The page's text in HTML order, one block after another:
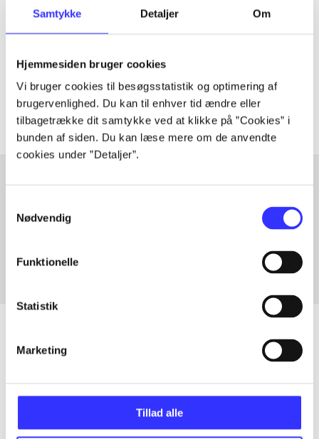
Samtykke Detaljer Om
Hjemmesiden bruger cookies
Vi bruger cookies til besøgsstatistik og optimering af
brugervenlighed. Du kan til enhver tid ændre eller
tilbagetrække dit samtykke ved at klikke på ”Cookies” i
bunden af siden. Du kan læse mere om de anvendte
cookies under ”Detaljer”.
Nødvendig
Funktionelle
Statistik
Marketing
Tillad alle
Tidsskrift
Artiklerne i handler ofte om
Artikler med samme emner
Alle registrerede artikler fordelt på udgivelser
...